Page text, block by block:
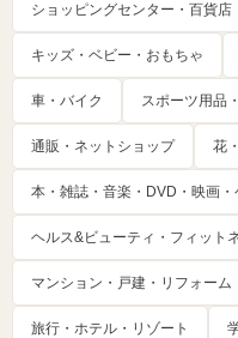
ショッピングセンター・百貨店
キッズ・ベビー・おもちゃ
車・バイク スポーツ用品
通販・ネットショップ 花
本・雑誌・音楽・DVD・映画・
ヘルス&ビューティ・フィット
マンション・戸建・リフォーム
旅行・ホテル・リゾート